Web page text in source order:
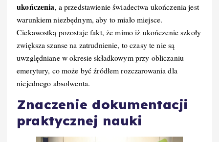
ukończenia, a przedstawienie świadectwa ukończenia jest
warunkiem niezbędnym, aby to miało miejsce.
Ciekawostką pozostaje fakt, że mimo iż ukończenie szkoły
zwiększa szanse na zatrudnienie, to czasy te nie są
uwzględniane w okresie składkowym przy obliczaniu
emerytury, co może być źródłem rozczarowania dla
niejednego absolwenta.
Znaczenie dokumentacji
praktycznej nauki